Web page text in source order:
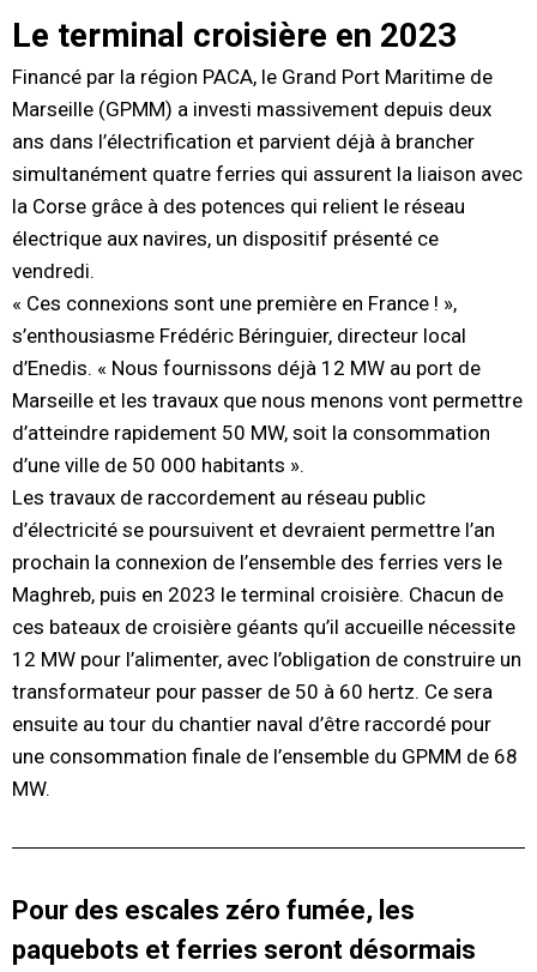
Le terminal croisière en 2023
Financé par la région PACA, le Grand Port Maritime de
Marseille (GPMM) a investi massivement depuis deux
ans dans l’électrification et parvient déjà à brancher
simultanément quatre ferries qui assurent la liaison avec
la Corse grâce à des potences qui relient le réseau
électrique aux navires, un dispositif présenté ce
vendredi.
« Ces connexions sont une première en France ! »,
s’enthousiasme Frédéric Béringuier, directeur local
d’Enedis. « Nous fournissons déjà 12 MW au port de
Marseille et les travaux que nous menons vont permettre
d’atteindre rapidement 50 MW, soit la consommation
d’une ville de 50 000 habitants ».
Les travaux de raccordement au réseau public
d’électricité se poursuivent et devraient permettre l’an
prochain la connexion de l’ensemble des ferries vers le
Maghreb, puis en 2023 le terminal croisière. Chacun de
ces bateaux de croisière géants qu’il accueille nécessite
12 MW pour l’alimenter, avec l’obligation de construire un
transformateur pour passer de 50 à 60 hertz. Ce sera
ensuite au tour du chantier naval d’être raccordé pour
une consommation finale de l’ensemble du GPMM de 68
MW.
Pour des escales zéro fumée, les
paquebots et ferries seront désormais